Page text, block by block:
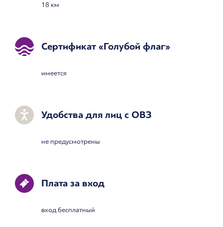
18 км
Сертификат «Голубой флаг»
имеется
Удобства для лиц с ОВЗ
не предусмотрены
Плата за вход
вход бесплатный